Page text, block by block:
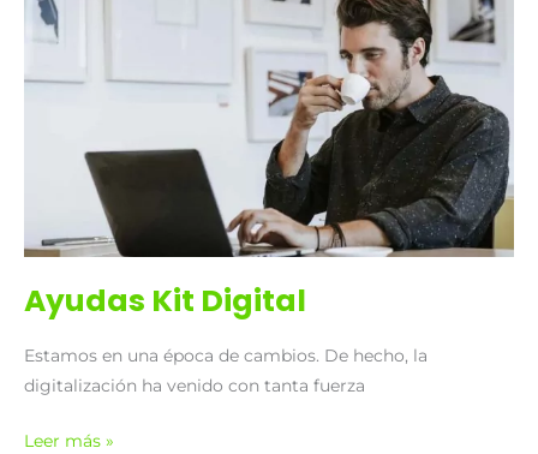
Ayudas Kit Digital
Estamos en una época de cambios. De hecho, la
digitalización ha venido con tanta fuerza
Kit
Digital
Leer más »